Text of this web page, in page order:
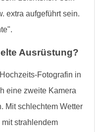
extra aufgeführt sein.
Ausrüstung?
Fotografin in
eine zweite Kamera
Mit schlechtem Wetter
strahlendem